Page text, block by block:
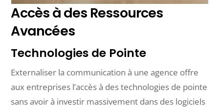
Accès à des Ressources
Avancées
Technologies de Pointe
Externaliser la communication à une agence offre
aux entreprises l’accès à des technologies de pointe
sans avoir à investir massivement dans des logiciels